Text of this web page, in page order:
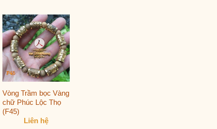
Vòng Trầm bọc Vàng
chữ Phúc Lộc Thọ
(F45)
Liên hệ